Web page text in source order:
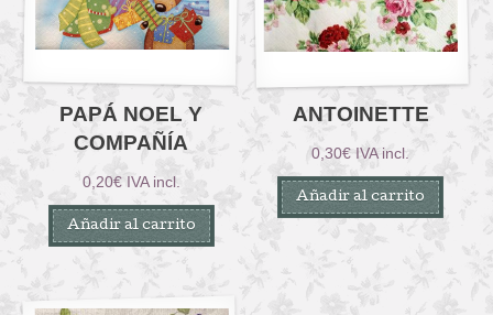
PAPÁ NOEL Y
COMPAÑÍA
0,20€ IVA incl.
Añadir al carrito
ANTOINETTE
0,30€ IVA incl.
Añadir al carrito